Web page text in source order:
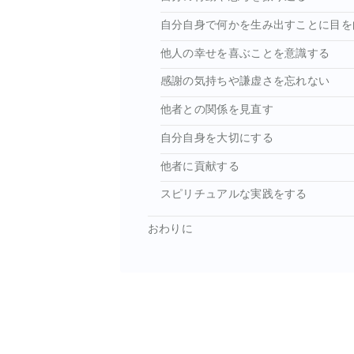
自分自身で何かを生み出すことに目を
他人の幸せを喜ぶことを意識する
感謝の気持ちや謙虚さを忘れない
他者との関係を見直す
自分自身を大切にする
他者に貢献する
スピリチュアルな実践をする
おわりに